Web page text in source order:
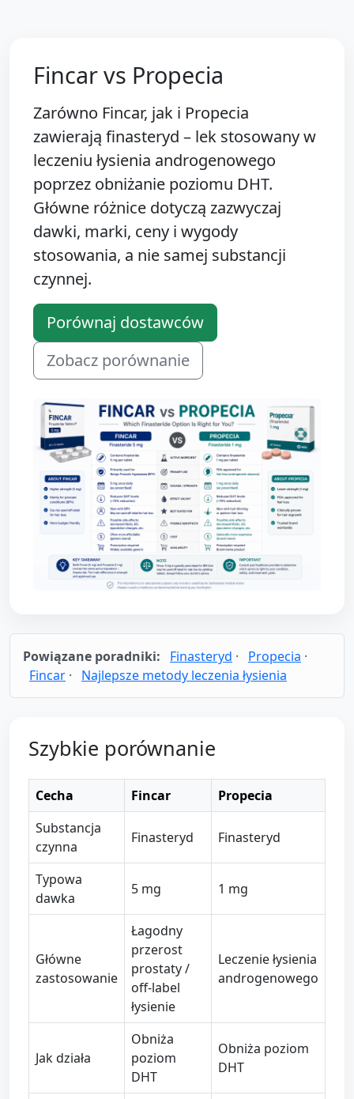
Fincar vs Propecia
Zarówno Fincar, jak i Propecia
zawierają finasteryd – lek stosowany w
leczeniu łysienia androgenowego
poprzez obniżanie poziomu DHT.
Główne różnice dotyczą zazwyczaj
dawki, marki, ceny i wygody
stosowania, a nie samej substancji
czynnej.
Porównaj dostawców
Zobacz porównanie
Powiązane poradniki: Finasteryd · Propecia ·
Fincar · Najlepsze metody leczenia łysienia
Szybkie porównanie
Cecha Fincar
Propecia
Substancja
czynna
Finasteryd Finasteryd
Typowa
dawka
5 mg 1 mg
Główne
zastosowanie
Łagodny
przerost
prostaty /
off-label
łysienie
Leczenie łysienia
androgenowego
Jak działa
Obniża
poziom
DHT
Obniża poziom
DHT